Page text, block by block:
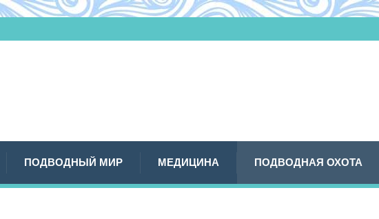
ПОДВОДНЫЙ МИР МЕДИЦИНА ПОДВОДНАЯ ОХОТА